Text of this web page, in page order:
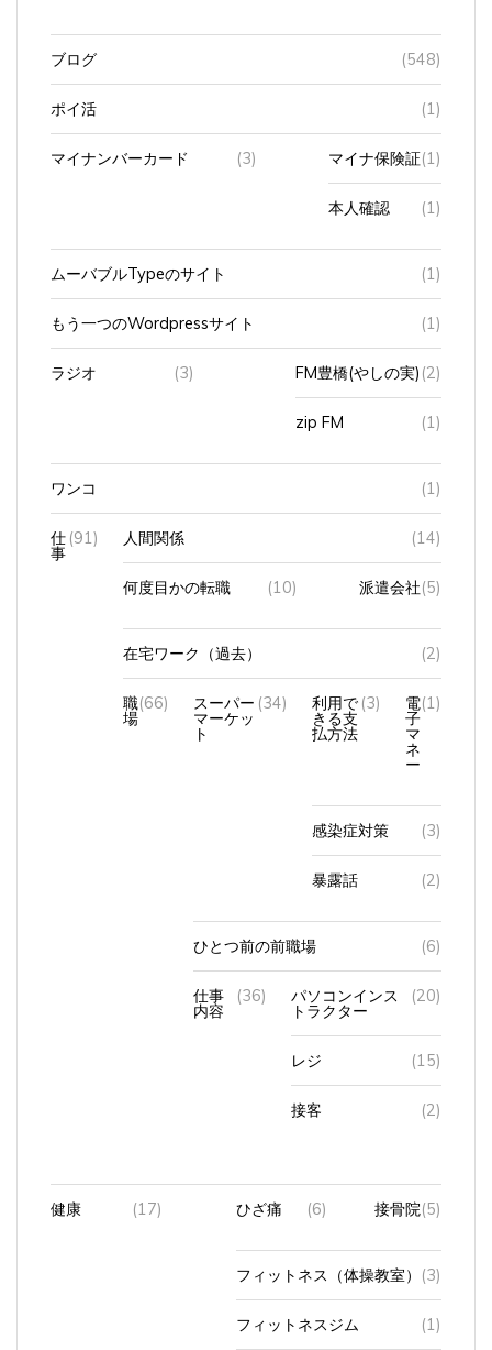
ブログ (548)
ポイ活 (1)
マイナンバーカード (3) マイナ保険証(1)
本人確認 (1)
ムーバブルTypeのサイト (1)
もう一つのWordpressサイト (1)
ラジオ (3) FM豊橋(やしの実) (2)
zip FM (1)
ワンコ (1)
仕
事
(91) 人間関係 (14)
何度目かの転職 (10) 派遣会社 (5)
在宅ワーク（過去） (2)
職
場
(66) スーパー
マーケッ
ト
(34) 利用で
きる支
払方法
(3) 電
子
マ
ネ
ー
(1)
感染症対策 (3)
暴露話 (2)
ひとつ前の前職場 (6)
仕事
内容
(36) パソコンインス
トラクター
(20)
レジ (15)
接客 (2)
健康 (17) ひざ痛 (6) 接骨院 (5)
フィットネス（体操教室） (3)
フィットネスジム (1)